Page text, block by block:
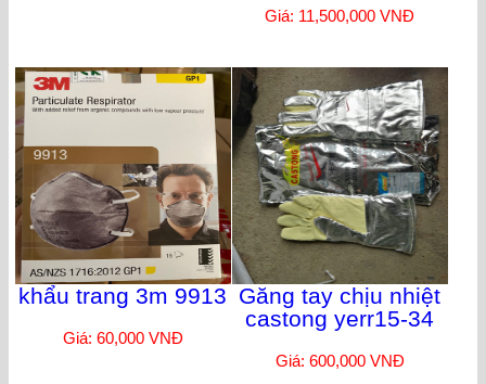
Giá: 11,500,000 VNĐ
khẩu trang 3m 9913
Giá: 60,000 VNĐ
Găng tay chịu nhiệt
castong yerr15-34
Giá: 600,000 VNĐ